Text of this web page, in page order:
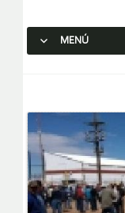
MENÚ